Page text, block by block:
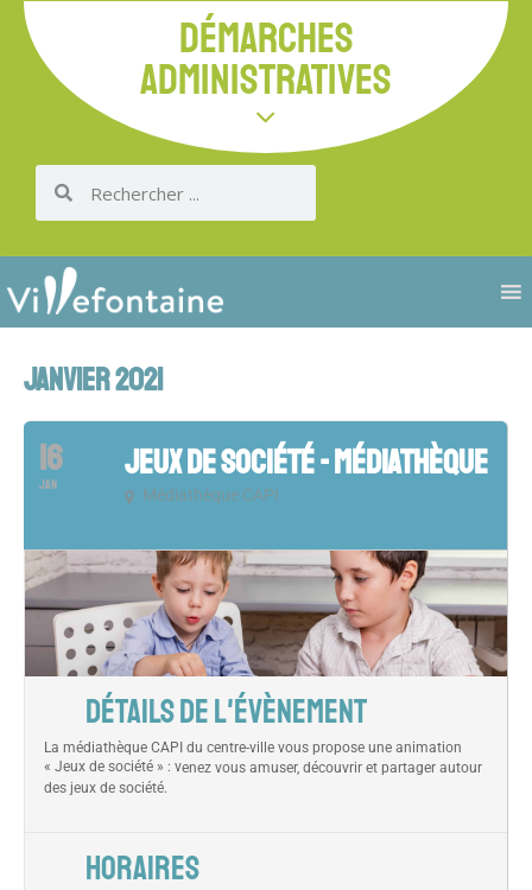
DÉMARCHES
ADMINISTRATIVES
JANVIER 2021
16
JAN
JEUX DE SOCIÉTÉ - MÉDIATHÈQUE
Médiathèque CAPI
DÉTAILS DE L'ÉVÈNEMENT
La médiathèque CAPI du centre-ville vous propose une animation
« Jeux de société » : venez vous amuser, découvrir et partager autour
des jeux de société.
HORAIRES